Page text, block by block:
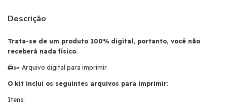
Descrição
Trata-se de um produto 100% digital, portanto, você não
receberá nada físico.
🖨️✂️ Arquivo digital para imprimir
O kit inclui os seguintes arquivos para imprimir:
Itens: